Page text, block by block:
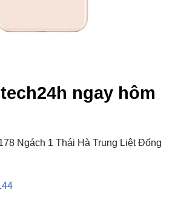
ngay hôm
Ngách 1 Thái Hà Trung Liệt Đống